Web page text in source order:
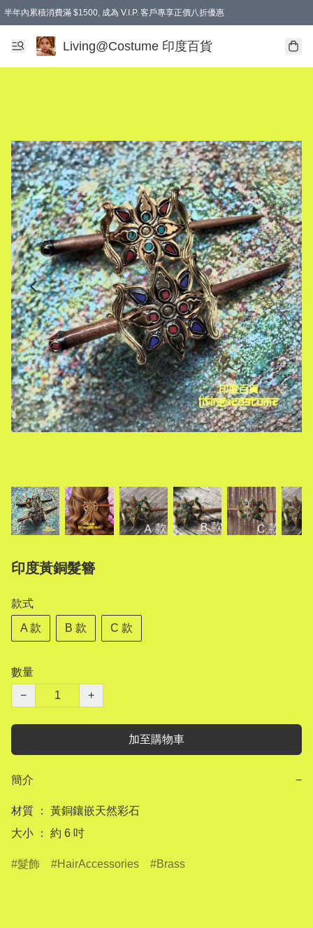
半年內累積消費滿 $1500, 成為 V.I.P. 客戶專享正價八折優惠
滿$600免本地運費
Living@Costume 印度百貨
印度黃銅髮簪
款式
A 款 B 款 C 款
數量
−
+
加至購物車
簡介 −
材質 ： 黃銅鑲嵌天然彩石
髮飾 HairAccessories Brass